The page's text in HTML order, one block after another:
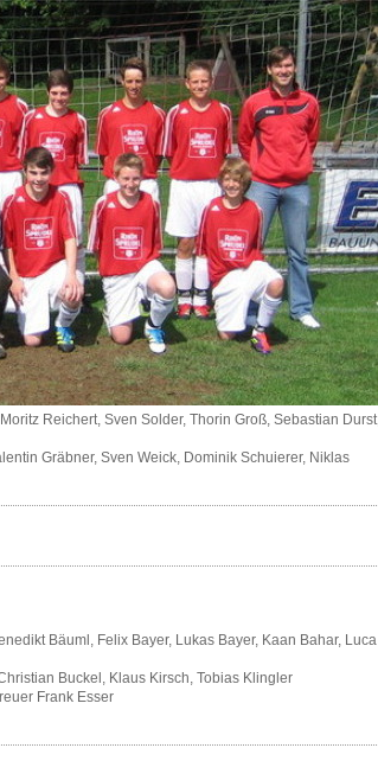
Reichert, Sven Solder, Thorin Groß, Sebastian Durst,
Gräbner, Sven Weick, Dominik Schuierer, Niklas
Bäuml, Felix Bayer, Lukas Bayer, Kaan Bahar, Luca
Buckel, Klaus Kirsch, Tobias Klingler
Frank Esser